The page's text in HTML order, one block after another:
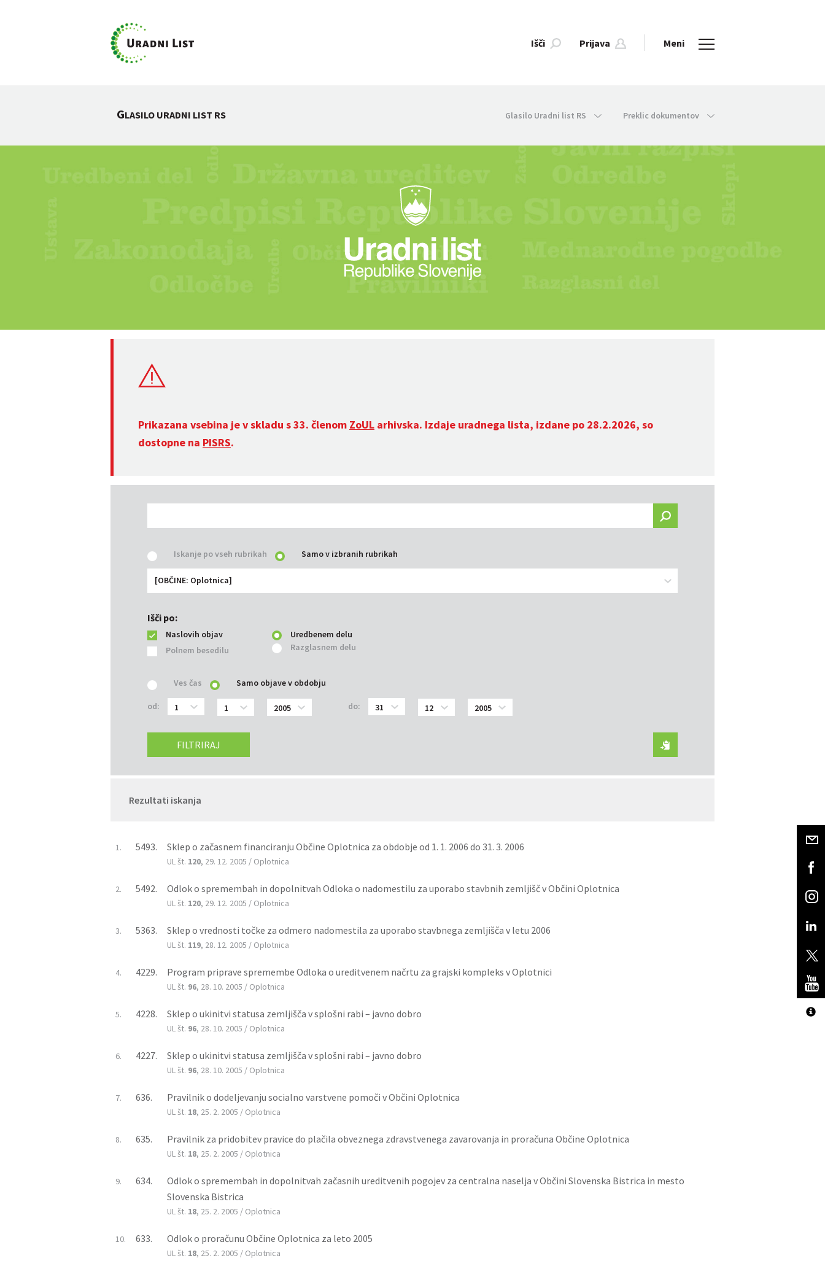
Išči Prijava Meni
GLASILO URADNI LIST RS Glasilo Uradni list RS Preklic dokumentov
Prikazana vsebina je v skladu s 33. členom ZoUL arhivska. Izdaje uradnega lista, izdane po 28.2.2026, so
dostopne na PISRS.
Iskanje po vseh rubrikah Samo v izbranih rubrikah
[OBČINE: Oplotnica]
Išči po:
Naslovih objav
Polnem besedilu
Uredbenem delu
Razglasnem delu
Ves čas Samo objave v obdobju
od: do:
FILTRIRAJ
Rezultati iskanja
1. 5493. Sklep o začasnem financiranju Občine Oplotnica za obdobje od 1. 1. 2006 do 31. 3. 2006
UL št. 120, 29. 12. 2005 / Oplotnica
2. 5492. Odlok o spremembah in dopolnitvah Odloka o nadomestilu za uporabo stavbnih zemljišč v Občini Oplotnica
UL št. 120, 29. 12. 2005 / Oplotnica
3. 5363. Sklep o vrednosti točke za odmero nadomestila za uporabo stavbnega zemljišča v letu 2006
UL št. 119, 28. 12. 2005 / Oplotnica
4. 4229. Program priprave spremembe Odloka o ureditvenem načrtu za grajski kompleks v Oplotnici
UL št. 96, 28. 10. 2005 / Oplotnica
5. 4228. Sklep o ukinitvi statusa zemljišča v splošni rabi – javno dobro
UL št. 96, 28. 10. 2005 / Oplotnica
6. 4227. Sklep o ukinitvi statusa zemljišča v splošni rabi – javno dobro
UL št. 96, 28. 10. 2005 / Oplotnica
7. 636. Pravilnik o dodeljevanju socialno varstvene pomoči v Občini Oplotnica
UL št. 18, 25. 2. 2005 / Oplotnica
8. 635. Pravilnik za pridobitev pravice do plačila obveznega zdravstvenega zavarovanja in proračuna Občine Oplotnica
UL št. 18, 25. 2. 2005 / Oplotnica
9. 634.
Odlok o spremembah in dopolnitvah začasnih ureditvenih pogojev za centralna naselja v Občini Slovenska Bistrica in mesto
Slovenska Bistrica
UL št. 18, 25. 2. 2005 / Oplotnica
10. 633. Odlok o proračunu Občine Oplotnica za leto 2005
UL št. 18, 25. 2. 2005 / Oplotnica